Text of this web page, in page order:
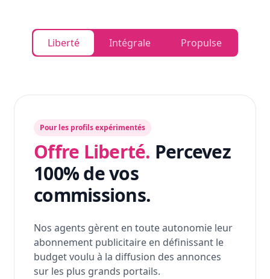
Liberté Intégrale Propulse
Pour les profils expérimentés
Offre Liberté. Percevez
100% de vos
commissions.
Nos agents gèrent en toute autonomie leur
abonnement publicitaire en définissant le
budget voulu à la diffusion des annonces
sur les plus grands portails.